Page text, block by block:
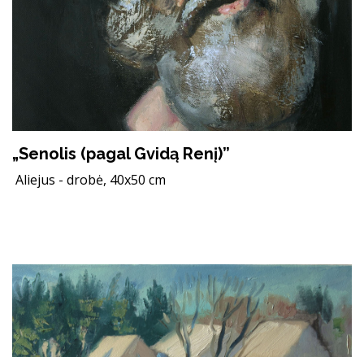
„Senolis (pagal Gvidą Renį)”
Aliejus - drobė, 40x50 cm